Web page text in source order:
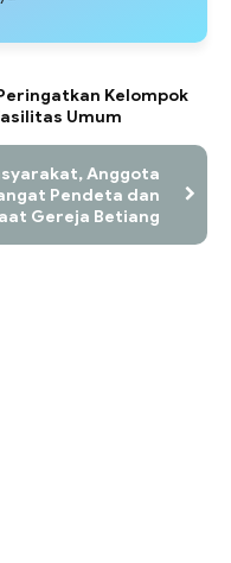
Kelompok
Umum
Anggota
Pendeta dan
Gereja Betiang